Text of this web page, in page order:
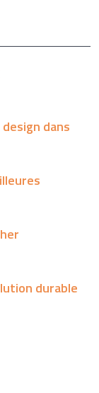
dans
durable